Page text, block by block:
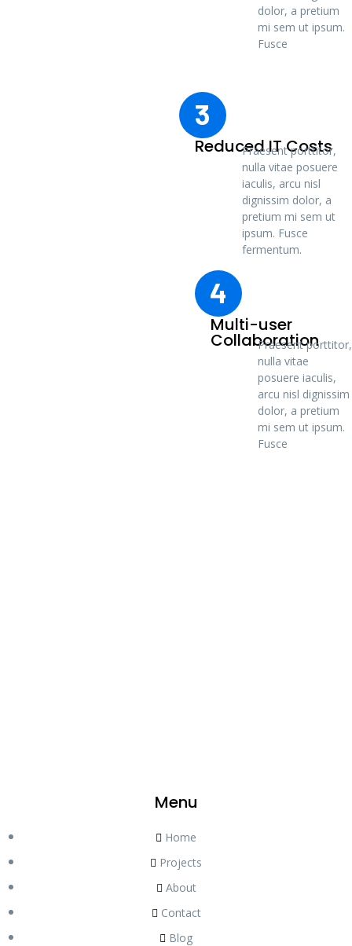
dolor, a pretium
mi sem ut ipsum.
Fusce
3
Reduced IT Costs
Praesent porttitor,
nulla vitae posuere
iaculis, arcu nisl
dignissim dolor, a
pretium mi sem ut
ipsum. Fusce
fermentum.
4
Multi-user
Collaboration
Praesent porttitor,
nulla vitae
posuere iaculis,
arcu nisl dignissim
dolor, a pretium
mi sem ut ipsum.
Fusce
Menu
Home
Projects
About
Contact
Blog